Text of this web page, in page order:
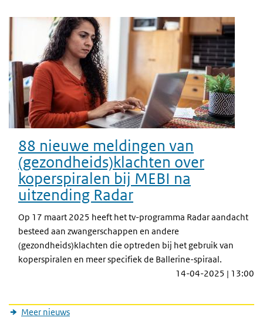
88 nieuwe meldingen van
(gezondheids)klachten over
koperspiralen bij MEBI na
uitzending Radar
Op 17 maart 2025 heeft het tv-programma Radar aandacht
besteed aan zwangerschappen en andere
(gezondheids)klachten die optreden bij het gebruik van
koperspiralen en meer specifiek de Ballerine-spiraal.
14-04-2025 | 13:00
Meer nieuws